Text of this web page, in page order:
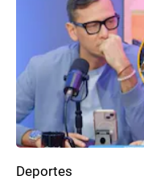
Deportes